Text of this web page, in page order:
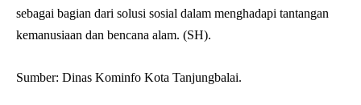
sebagai bagian dari solusi sosial dalam menghadapi tantangan
kemanusiaan dan bencana alam. (SH).
Sumber: Dinas Kominfo Kota Tanjungbalai.